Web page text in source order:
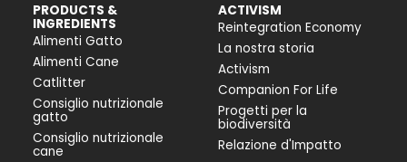
PRODUCTS &
INGREDIENTS
Alimenti Gatto
Alimenti Cane
Catlitter
Consiglio nutrizionale
gatto
Consiglio nutrizionale
cane
ACTIVISM
Reintegration Economy
La nostra storia
Activism
Companion For Life
Progetti per la
biodiversità
Relazione d'Impatto